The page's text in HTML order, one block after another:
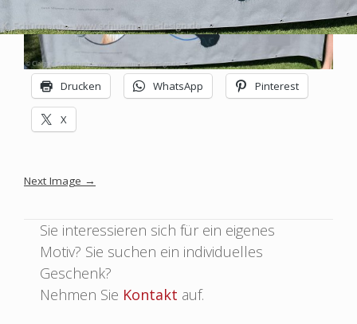
SCHUERMANN
Design
Grafik
Plastik
Drucken WhatsApp Pinterest
X
Image
navigation
Next Image →
Sie interessieren sich für ein eigenes
Motiv? Sie suchen ein individuelles
Geschenk?
Nehmen Sie Kontakt auf.